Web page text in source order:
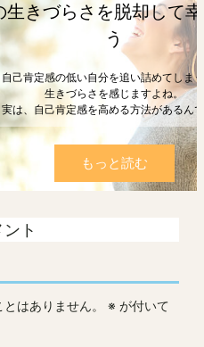
却して幸せになろ
追い詰めてしまうと、
じますよね。
る方法があるんです。
読む
ト
はありません。 ※ が付いて